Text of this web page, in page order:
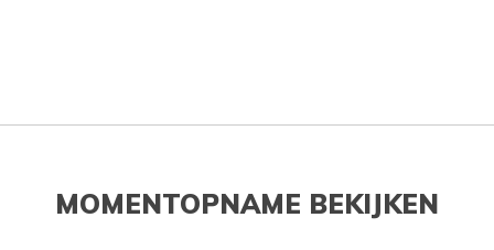
MOMENTOPNAME BEKIJKEN